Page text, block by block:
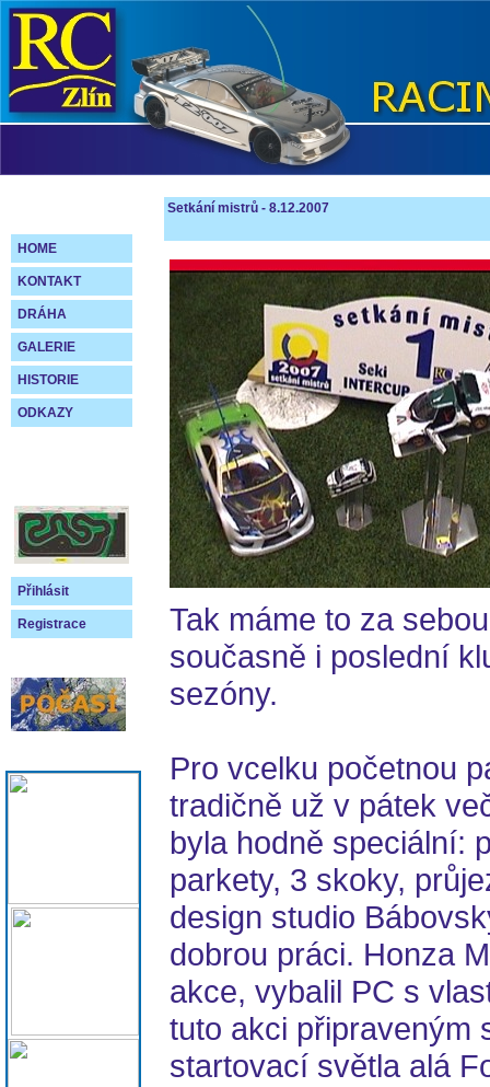
HOME
KONTAKT
DRÁHA
GALERIE
HISTORIE
ODKAZY
Přihlásit
Registrace
Setkání mistrů - 8.12.2007
Tak máme to za
současně i poslední
sezóny.
Pro vcelku početnou
tradičně už v pátek
byla hodně speciální:
parkety, 3 skoky,
design studio
dobrou práci. Honza
akce, vybalil PC s
tuto akci připraveným
startovací světla alá